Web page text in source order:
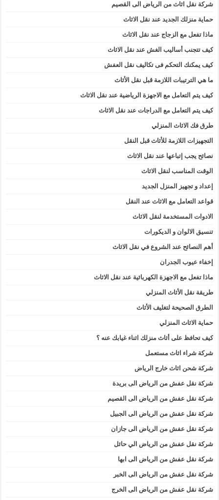
شركة نقل اثاث من الرياض الى القصيم
حماية منزلك الجديد عند نقل الاثاث
ماذا تفعل مع الزجاج عند نقل الاثاث
كيف تتجنب أساليب الغش عند نقل الاثاث
كيف يمكنك التحكم فى تكاليف نقل العفش
ما هي الترتيبات اللازمة قبل نقل الأثاث
كيف يتم التعامل مع الاجهزة الرياضية عند نقل الاثاث
كيف يتم التعامل مع الدراجات عند نقل الاثاث
طرق فك الاثاث المنزلي
التجهيزات اللازمة للأثاث قبل النقل
نصائح يجب إتباعها عند نقل الاثاث
الوقت المناسب لنقل الاثاث
إعداد و تجهيز المنزل الجديد
قواعد التعامل مع الاثاث عند النقل
الادوات المستخدمة لنقل الاثاث
تنسيق الالوان و الديكورات
أهم النصائح عند الشروع في نقل الاثاث
إخفاء عيوب الجدران
ماذا تفعل مع الاجهزة الكهربائية عند نقل الاثاث
طريقة نقل الأثاث المنزلي
الطرق الصحيحة لتغليف الأثاث
حماية الاثاث المنزلي
كيف تحافظ على أثاث منزلك اثناء غيابك عنه ؟
شركة شراء اثاث مستعمل
شركة شحن اثاث خارج الرياض
شركة نقل عفش من الرياض الى بريدة
شركة نقل عفش من الرياض الى القصيم
شركة نقل عفش من الرياض الى الجبيل
شركة نقل عفش من الرياض الى جازان
شركة نقل عفش من الرياض الي حائل
شركة نقل عفش من الرياض الى ابها
شركة نقل عفش من الرياض الى الخبر
شركة نقل عفش من الرياض الى الخرج